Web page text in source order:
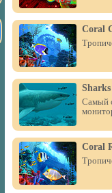
Coral
Самый
Coral